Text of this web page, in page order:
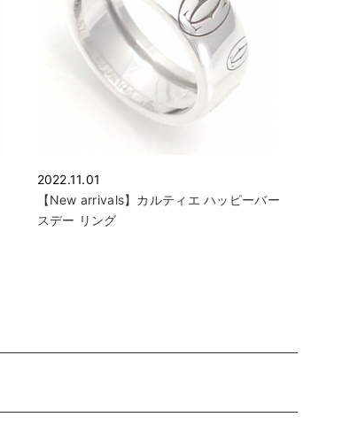
2022.11.01
【New arrivals】カルティエ ハッピーバー
スデー リング